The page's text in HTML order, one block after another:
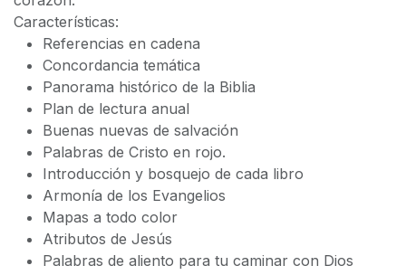
Características:
Referencias en cadena
Concordancia temática
Panorama histórico de la Biblia
Plan de lectura anual
Buenas nuevas de salvación
Palabras de Cristo en rojo.
Introducción y bosquejo de cada libro
Armonía de los Evangelios
Mapas a todo color
Atributos de Jesús
Palabras de aliento para tu caminar con Dios